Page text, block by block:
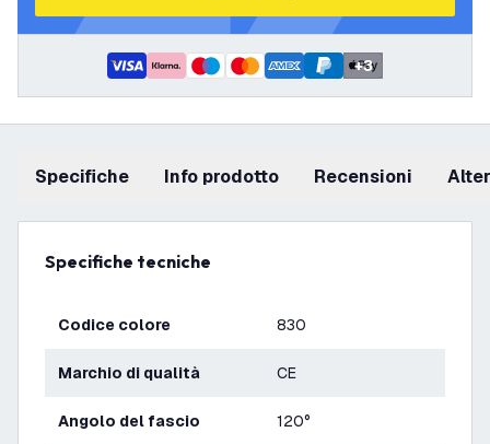
+3
Specifiche info prodotto recensioni
Specifiche tecniche
Codice colore 830
Marchio di qualità CE
Angolo del fascio 120°